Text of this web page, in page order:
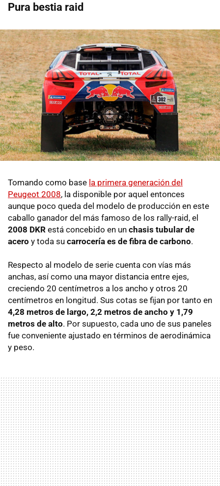
Pura bestia raid
Tomando como base la primera generación del
Peugeot 2008, la disponible por aquel entonces
aunque poco queda del modelo de producción en este
caballo ganador del más famoso de los rally-raid, el
2008 DKR está concebido en un chasis tubular de
acero y toda su carrocería es de fibra de carbono.
Respecto al modelo de serie cuenta con vías más
anchas, así como una mayor distancia entre ejes,
creciendo 20 centímetros a los ancho y otros 20
centímetros en longitud. Sus cotas se fijan por tanto en
4,28 metros de largo, 2,2 metros de ancho y 1,79
metros de alto. Por supuesto, cada uno de sus paneles
fue conveniente ajustado en términos de aerodinámica
y peso.